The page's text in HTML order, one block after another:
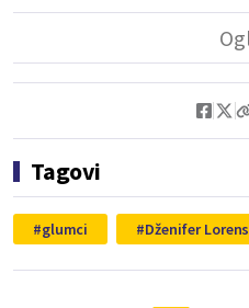
Tagovi
glumci Dženifer Lorens